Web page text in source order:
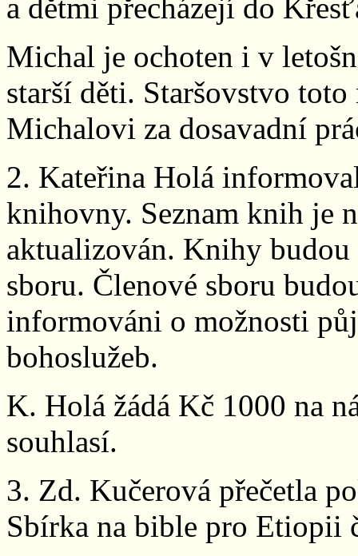
a dětmi přecházejí do
Michal je ochoten i v
starší děti. Staršovstvo
Michalovi za dosavadní
2. Kateřina Holá
knihovny. Seznam knih je
aktualizován. Knihy
sboru. Členové sboru
informováni o možnosti
bohoslužeb.
K. Holá žádá Kč 1000 na
souhlasí.
3. Zd. Kučerová přečetla
Sbírka na bible pro Etiopii